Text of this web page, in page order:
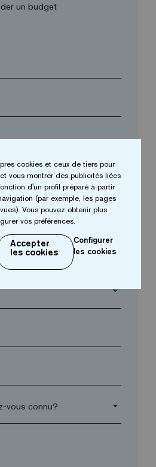
un budget
arrow_drop_down
arrow_drop_down
arrow_drop_down
cookies et ceux de tiers pour
vous montrer des publicités liées
d'un profil préparé à partir
(par exemple, les pages
Vous pouvez obtenir plus
vos préférences.
Accepter
les cookies
Configurer
les cookies